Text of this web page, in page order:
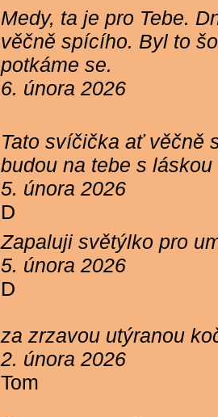
Medy, ta je pro Tebe.
věčně spícího. Byl to
potkáme se.
6. února 2026
Tato svíčička ať věčně
budou na tebe s
5. února 2026
D
Zapaluji světýlko pro
5. února 2026
D
za zrzavou utýranou
2. února 2026
Tom